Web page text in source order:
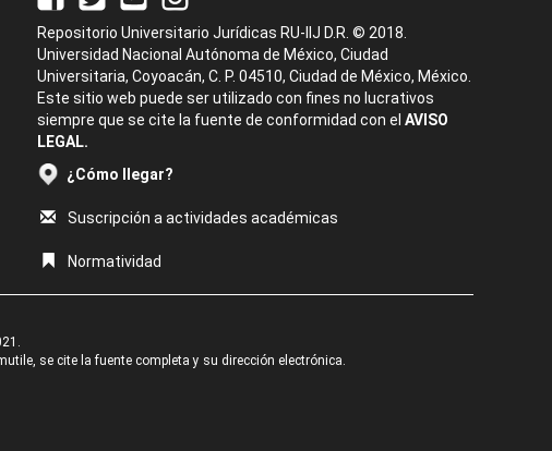
Repositorio Universitario Jurídicas RU-IIJ D.R. © 2018.
Universidad Nacional Autónoma de México, Ciudad
Universitaria, Coyoacán, C. P. 04510, Ciudad de México, México.
Este sitio web puede ser utilizado con fines no lucrativos
siempre que se cite la fuente de conformidad con el AVISO
LEGAL.
¿Cómo llegar?
Suscripción a actividades académicas
Normatividad
se cite la fuente completa y su dirección electrónica.